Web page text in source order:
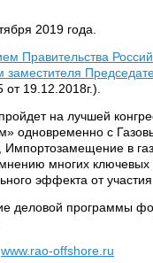
2019 года.
Правительства
заместителя
19.12.2018г.).
на лучшей
одновременно с
в
многих ключевых
эффекта от
деловой программы
www.rao-offshore.ru